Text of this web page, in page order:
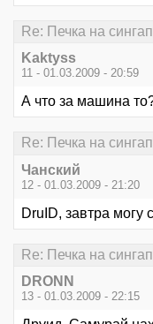
Re: Печка на
Kaktyss
11 - 01.03.2009 - 20:59
А что за машина
Re: Печка на
Чанский
12 - 01.03.2009 - 21:20
DruID, завтра могу
Re: Печка на
DRONN
13 - 01.03.2009 - 22:15